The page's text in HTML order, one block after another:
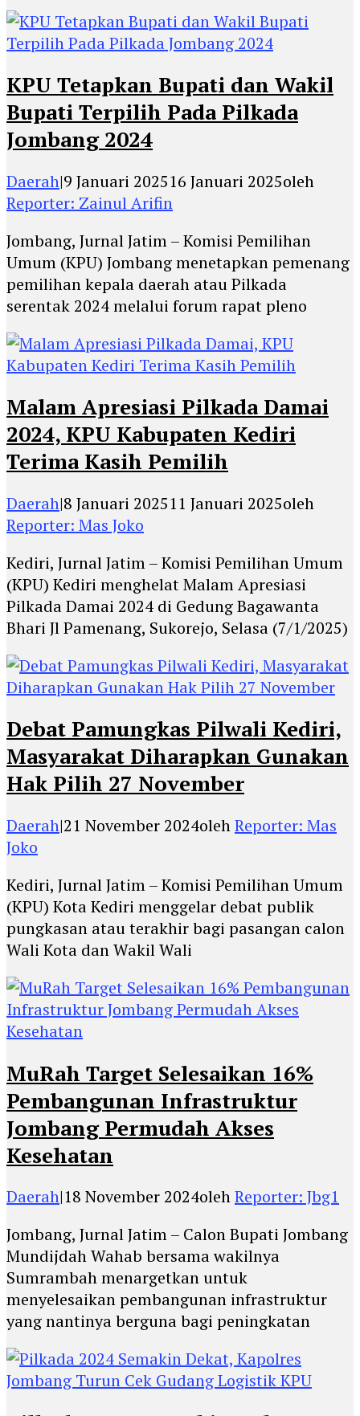
KPU Tetapkan Bupati dan Wakil
Bupati Terpilih Pada Pilkada
Jombang 2024
Daerah|9 Januari 202516 Januari 2025oleh
Reporter: Zainul Arifin
Jombang, Jurnal Jatim – Komisi Pemilihan
Umum (KPU) Jombang menetapkan pemenang
pemilihan kepala daerah atau Pilkada
serentak 2024 melalui forum rapat pleno
Malam Apresiasi Pilkada Damai
2024, KPU Kabupaten Kediri
Terima Kasih Pemilih
Daerah|8 Januari 202511 Januari 2025oleh
Reporter: Mas Joko
Kediri, Jurnal Jatim – Komisi Pemilihan Umum
(KPU) Kediri menghelat Malam Apresiasi
Pilkada Damai 2024 di Gedung Bagawanta
Bhari Jl Pamenang, Sukorejo, Selasa (7/1/2025)
Debat Pamungkas Pilwali Kediri,
Masyarakat Diharapkan Gunakan
Hak Pilih 27 November
Daerah|21 November 2024olehReporter: Mas
Joko
Kediri, Jurnal Jatim – Komisi Pemilihan Umum
(KPU) Kota Kediri menggelar debat publik
pungkasan atau terakhir bagi pasangan calon
Wali Kota dan Wakil Wali
MuRah Target Selesaikan 16%
Pembangunan Infrastruktur
Jombang Permudah Akses
Kesehatan
Daerah|18 November 2024olehReporter: Jbg1
Jombang, Jurnal Jatim – Calon Bupati Jombang
Mundijdah Wahab bersama wakilnya
Sumrambah menargetkan untuk
menyelesaikan pembangunan infrastruktur
yang nantinya berguna bagi peningkatan